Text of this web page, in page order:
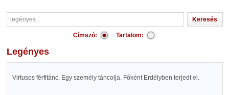
Címszó: Tartalom:
legényes
Virtusos férfitánc. Egy személy táncolja. Főként Erdélyben terjedt el.